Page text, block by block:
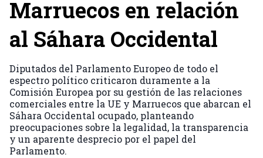
Marruecos en relación
al Sáhara Occidental
Diputados del Parlamento Europeo de todo el
espectro político criticaron duramente a la
Comisión Europea por su gestión de las relaciones
comerciales entre la UE y Marruecos que abarcan el
Sáhara Occidental ocupado, planteando
preocupaciones sobre la legalidad, la transparencia
y un aparente desprecio por el papel del
Parlamento.